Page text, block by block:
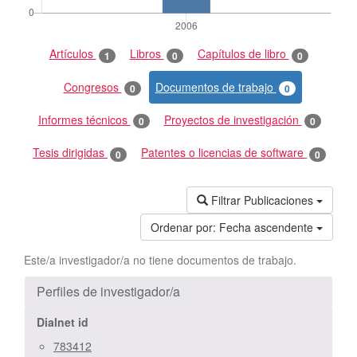
Artículos 1 Libros 0 Capítulos de libro 0
Congresos 0 Documentos de trabajo 0
Informes técnicos 0 Proyectos de investigación 0
Tesis dirigidas 0 Patentes o licencias de software 0
Filtrar Publicaciones
Ordenar por: Fecha ascendente
Este/a investigador/a no tiene documentos de trabajo.
Perfiles de investigador/a
Dialnet id
783412